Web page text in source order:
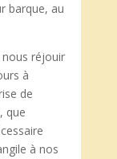
barque, au
réjouir
à
de
que
à nos